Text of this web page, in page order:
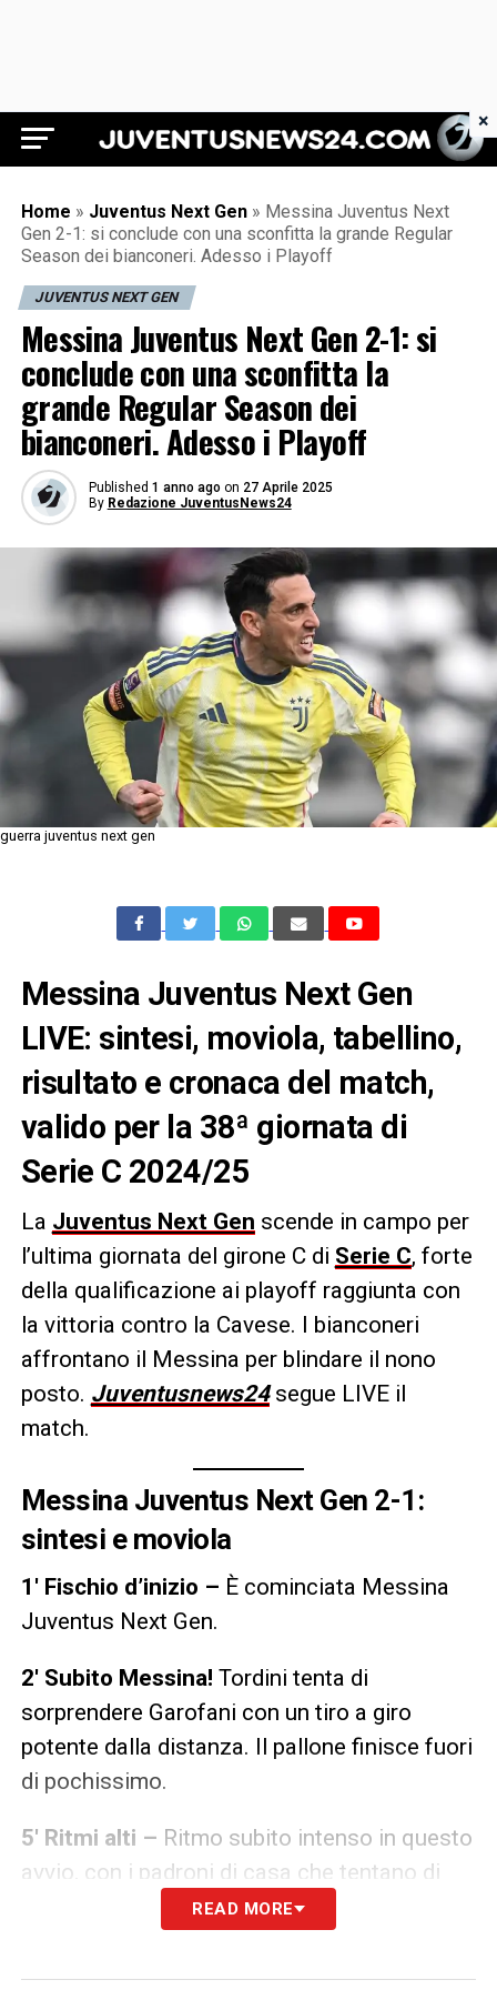
Juventus News 24
Home » Juventus Next Gen » Messina Juventus Next
Gen 2-1: si conclude con una sconfitta la grande Regular
Season dei bianconeri. Adesso i Playoff
JUVENTUS NEXT GEN
Messina Juventus Next Gen 2-1: si
conclude con una sconfitta la
grande Regular Season dei
bianconeri. Adesso i Playoff
Published 1 anno ago on 27 Aprile 2025
By Redazione JuventusNews24
guerra juventus next gen
Messina Juventus Next Gen
LIVE: sintesi, moviola, tabellino,
risultato e cronaca del match,
valido per la 38ª giornata di
Serie C 2024/25
La Juventus Next Gen scende in campo per
l’ultima giornata del girone C di Serie C, forte
della qualificazione ai playoff raggiunta con
la vittoria contro la Cavese. I bianconeri
affrontano il Messina per blindare il nono
posto. Juventusnews24segue LIVE il
match.
Messina Juventus Next Gen 2-1:
sintesi e moviola
1′ Fischio d’inizio – È cominciata Messina
Juventus Next Gen.
2′ Subito Messina! Tordini tenta di
sorprendere Garofani con un tiro a giro
potente dalla distanza. Il pallone finisce fuori
di pochissimo.
5′ Ritmi alti – Ritmo subito intenso in questo
avvio, con i padroni di casa che tentano di
READ MORE
×